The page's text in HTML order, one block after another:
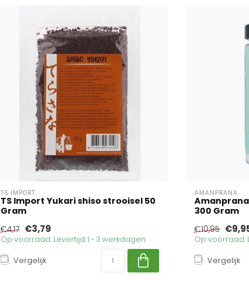
TS IMPORT
TS Import Yukari shiso strooisel 50
Gram
€4,17 €3,79
Op voorraad. Levertijd 1 - 3 werkdagen
Vergelijk
AMANPRANA
300 Gram
€10,95
Op voorraad.
Vergelijk